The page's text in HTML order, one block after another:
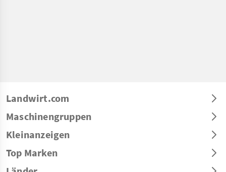
Landwirt.com
Maschinengruppen
Kleinanzeigen
Top Marken